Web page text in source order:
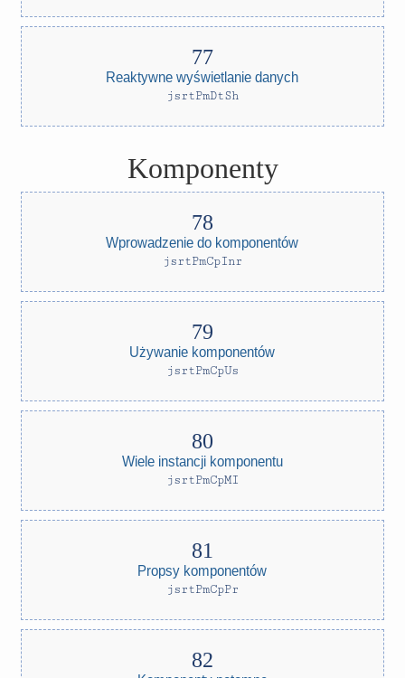
Reaktywne wyświetlanie danych
jsrtPmDtSh
Komponenty
Wprowadzenie do komponentów
jsrtPmCpInr
Używanie komponentów
jsrtPmCpUs
Wiele instancji komponentu
jsrtPmCpMI
Propsy komponentów
jsrtPmCpPr